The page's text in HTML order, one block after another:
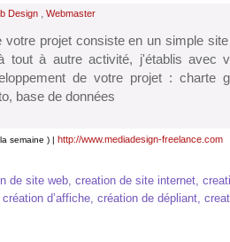
Design , Webmaster
votre projet consiste en un simple
tout à autre activité, j'établis avec
de votre projet : charte
base de données
semaine ) | http://www.mediadesign-freelance.com
de site web, creation de site internet,
d’affiche, création de dépliant,